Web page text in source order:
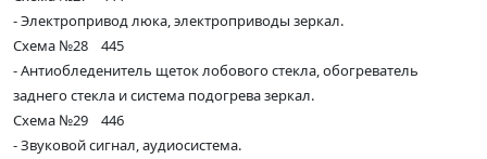
- Электропривод люка, электроприводы зеркал.
Схема №28 445
- Антиобледенитель щеток лобового стекла, обогреватель
заднего стекла и система подогрева зеркал.
Схема №29 446
- Звуковой сигнал, аудиосистема.